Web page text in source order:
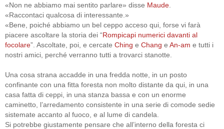
«Non ne abbiamo mai sentito parlare» disse Maude
«Raccontaci qualcosa di interessante.»
«Bene, poiché abbiamo un bel ceppo acceso qui, forse vi farà
piacere ascoltare la storia dei “Rompicapi numerici davanti al
focolare”. Ascoltate, poi, e cercate Ching e Chang e An-am e tutti i
nostri amici, perché verranno tutti a trovarci stanotte.
Una cosa strana accadde in una fredda notte, in un posto
confinante con una fitta foresta non molto distante da qui, in una
casa fatta di ceppi, in una stanza bassa e con un enorme
caminetto, l’arredamento consistente in una serie di comode sedie
sistemate accanto al fuoco, e al lume di candela.
Si potrebbe giustamente pensare che all’interno della foresta ci